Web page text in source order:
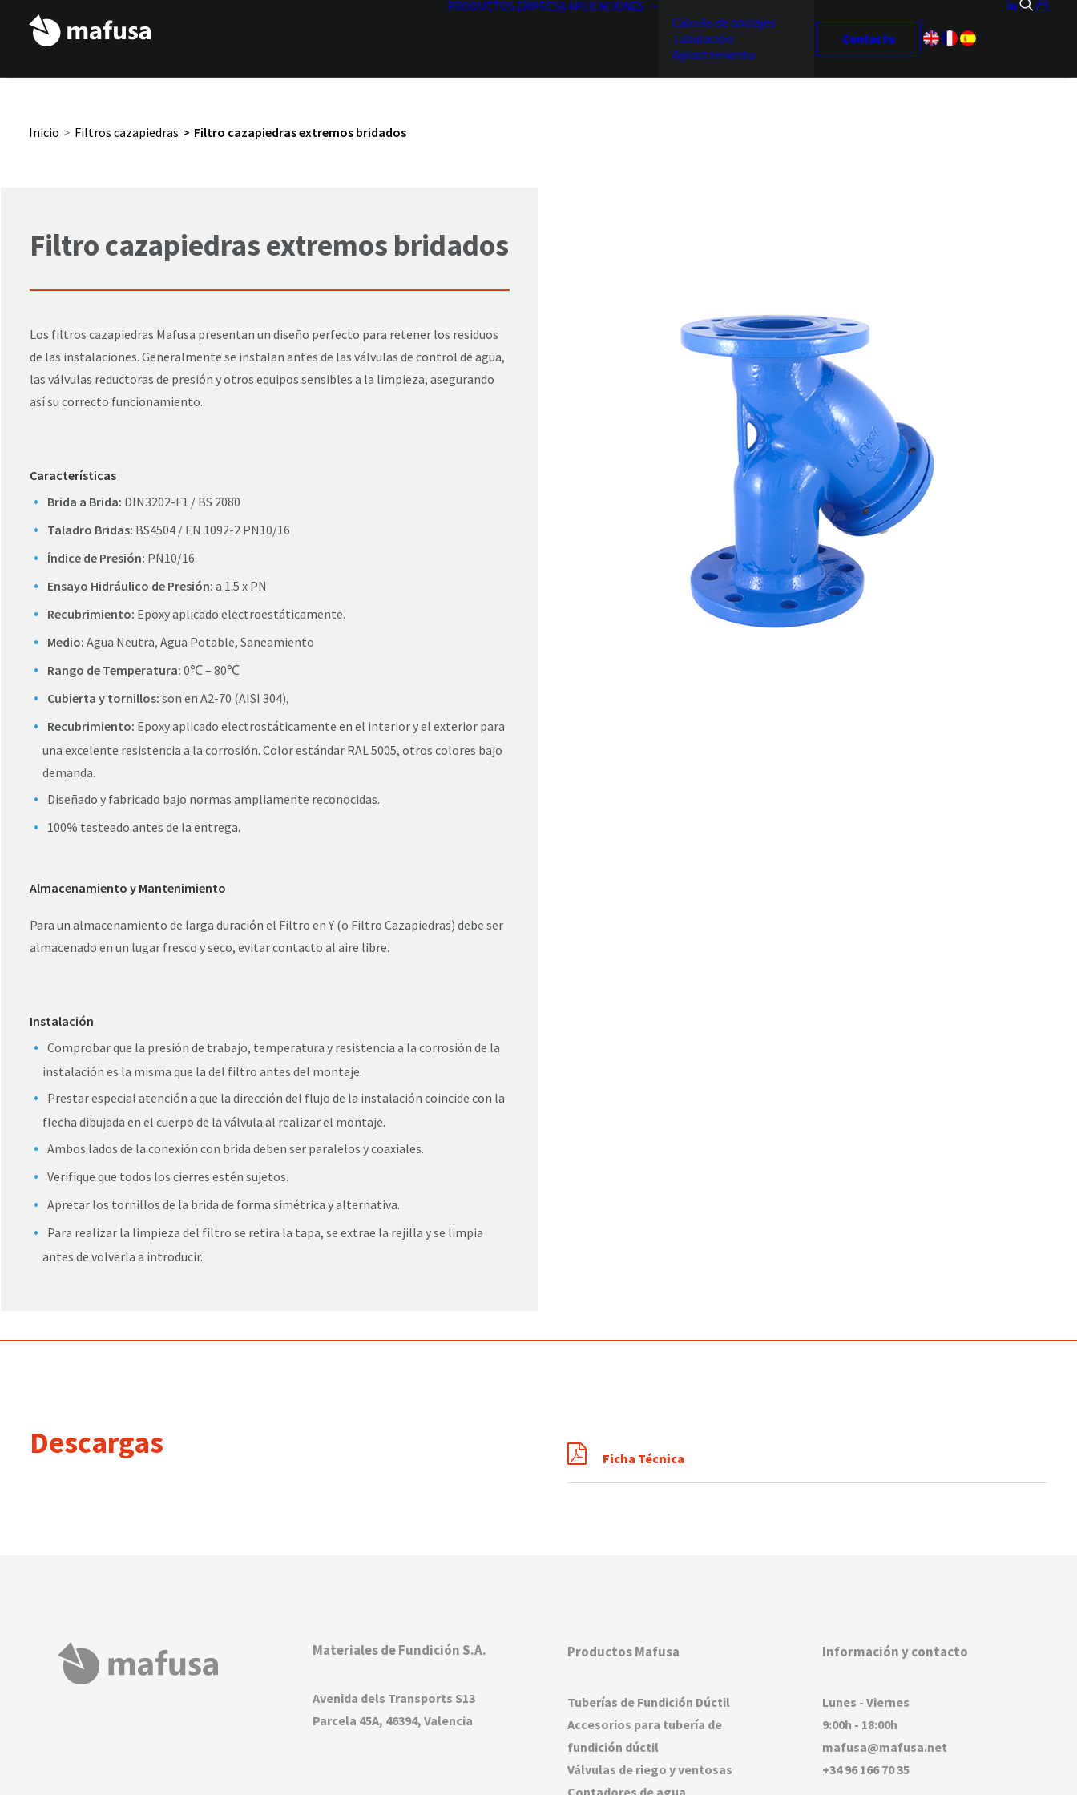
PRODUCTOS EMPRESAAPLICACIONES
Cálculo de anclajes
Tabulación
Aplastamiento
Contacto
Inicio Filtros cazapiedras Filtro cazapiedras extremos bridados
Filtro cazapiedras extremos bridados
Los filtros cazapiedras Mafusa presentan un diseño perfecto para retener los residuos
de las instalaciones. Generalmente se instalan antes de las válvulas de control de agua,
las válvulas reductoras de presión y otros equipos sensibles a la limpieza, asegurando
así su correcto funcionamiento.
Características
Brida a Brida: DIN3202-F1 / BS 2080
Taladro Bridas: BS4504 / EN 1092-2 PN10/16
Índice de Presión: PN10/16
Ensayo Hidráulico de Presión: a 1.5 x PN
Recubrimiento: Epoxy aplicado electroestáticamente.
Medio: Agua Neutra, Agua Potable, Saneamiento
Rango de Temperatura: 0℃ – 80℃
Cubierta y tornillos: son en A2-70 (AISI 304),
Recubrimiento: Epoxy aplicado electrostáticamente en el interior y el exterior para
una excelente resistencia a la corrosión. Color estándar RAL 5005, otros colores bajo
demanda.
Diseñado y fabricado bajo normas ampliamente reconocidas.
100% testeado antes de la entrega.
Almacenamiento y Mantenimiento
Para un almacenamiento de larga duración el Filtro en Y (o Filtro Cazapiedras) debe ser
almacenado en un lugar fresco y seco, evitar contacto al aire libre.
Instalación
Comprobar que la presión de trabajo, temperatura y resistencia a la corrosión de la
instalación es la misma que la del filtro antes del montaje.
Prestar especial atención a que la dirección del flujo de la instalación coincide con la
flecha dibujada en el cuerpo de la válvula al realizar el montaje.
Ambos lados de la conexión con brida deben ser paralelos y coaxiales.
Verifique que todos los cierres estén sujetos.
Apretar los tornillos de la brida de forma simétrica y alternativa.
Para realizar la limpieza del filtro se retira la tapa, se extrae la rejilla y se limpia
antes de volverla a introducir.
Descargas Ficha Técnica
Materiales de Fundición S.A.
Avenida dels Transports S13
Parcela 45A, 46394, Valencia
Productos Mafusa
Tuberías de Fundición Dúctil
Accesorios para tubería de
fundición dúctil
Válvulas de riego y ventosas
Contadores de agua
Información y contacto
Lunes - Viernes
9:00h - 18:00h
mafusa@mafusa.net
+34 96 166 70 35